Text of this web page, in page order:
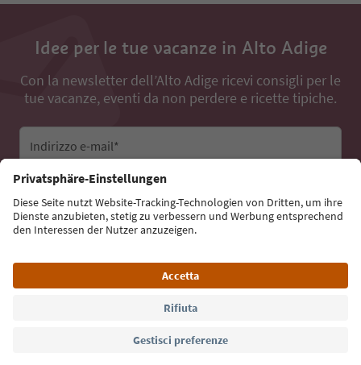
Idee per le tue vacanze in Alto Adige
Con la newsletter dell’Alto Adige ricevi consigli per le
tue vacanze, eventi da non perdere e ricette tipiche.
Indirizzo e-mail*
Iscriviti alla newsletter